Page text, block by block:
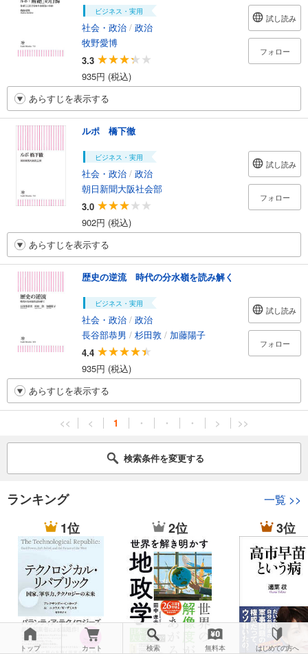
ビジネス・実用
社会・政治 / 政治
牧野愛博
3.3
935円 (税込)
試し読み
フォロー
あらすじを表示する
ルポ 橋下徹
ビジネス・実用
社会・政治 / 政治
朝日新聞大阪社会部
3.0
902円 (税込)
試し読み
フォロー
あらすじを表示する
歴史の逆流 時代の分水嶺を読み解く
ビジネス・実用
社会・政治 / 政治
長谷部恭男 / 杉田敦 / 加藤陽子
4.4
935円 (税込)
試し読み
フォロー
あらすじを表示する
<< < 1 ・ ・ ・ > >>
検索条件を変更する
ランキング 一覧 >>
1位 2位 3位
トップ カート 検索 無料本 はじめての方へ